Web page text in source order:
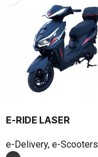
E-RIDE LASER
e-Delivery, e-Scooters